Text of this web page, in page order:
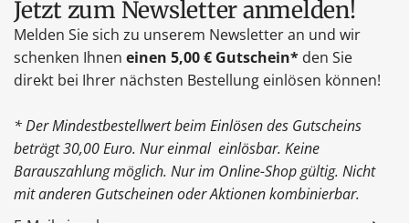
Jetzt zum Newsletter anmelden!
Melden Sie sich zu unserem Newsletter an und wir
schenken Ihnen einen 5,00 € Gutschein* den Sie
direkt bei Ihrer nächsten Bestellung einlösen können!
* Der Mindestbestellwert beim Einlösen des Gutscheins
beträgt 30,00 Euro. Nur einmal einlösbar. Keine
Barauszahlung möglich. Nur im Online-Shop gültig. Nicht
mit anderen Gutscheinen oder Aktionen kombinierbar.